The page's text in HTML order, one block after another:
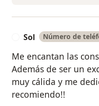
Sol Número de
Me encantan las
Además de ser un
muy cálida y me
recomiendo!!